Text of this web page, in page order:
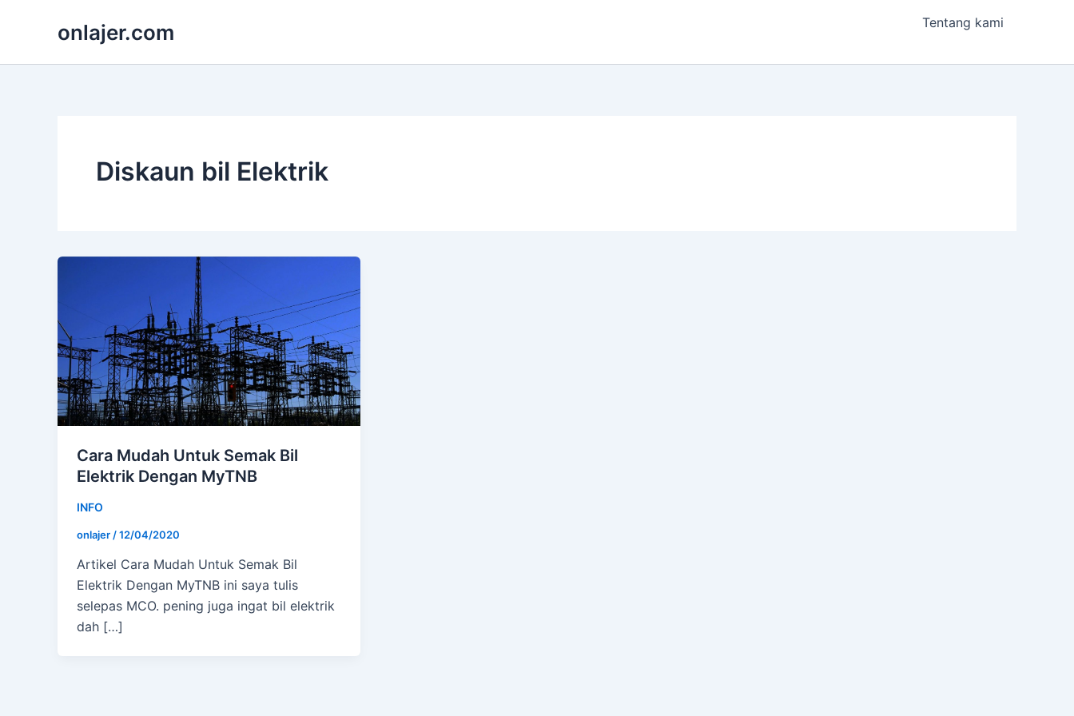
onlajer.com Tentang kami
Diskaun bil Elektrik
Cara Mudah Untuk Semak Bil
Elektrik Dengan MyTNB
INFO
onlajer /12/04/2020
Artikel Cara Mudah Untuk Semak Bil
Elektrik Dengan MyTNB ini saya tulis
selepas MCO. pening juga ingat bil elektrik
dah […]